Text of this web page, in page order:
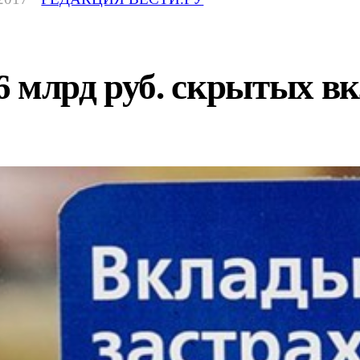
руб. скрытых